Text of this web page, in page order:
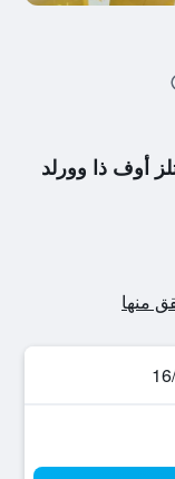
أوف ذا وورلد